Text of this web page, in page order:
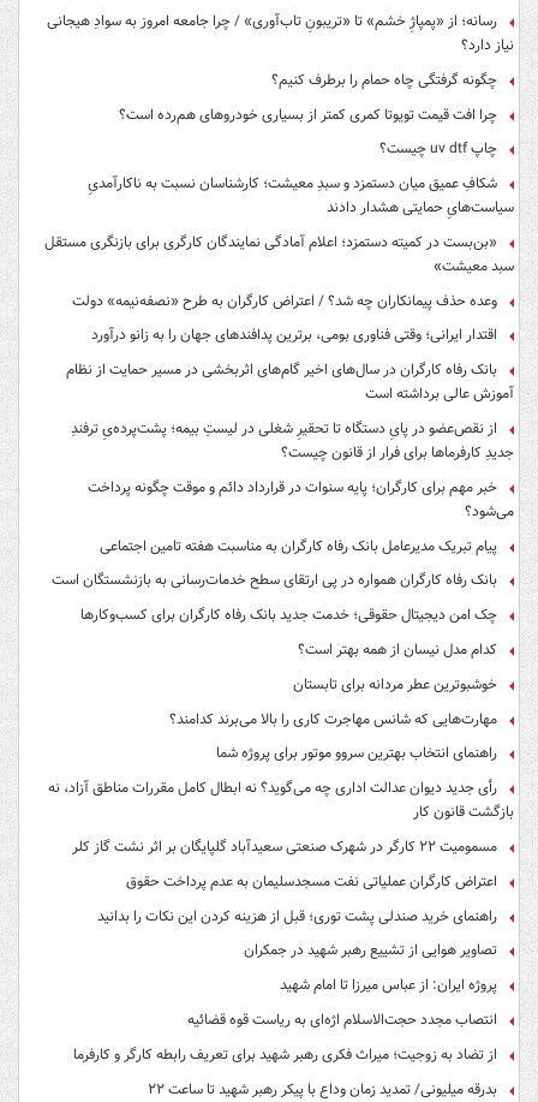
رسانه؛ از «پمپاژِ خشم» تا «تریبونِ تاب‌آوری» / چرا جامعه امروز به سوادِ هیجانی
نیاز دارد؟
چگونه گرفتگی چاه حمام را برطرف کنیم؟
چرا افت قیمت تویوتا کمری کمتر از بسیاری خودروهای هم‌رده است؟
چاپ uv dtf چیست؟
شکافِ عمیق میان دستمزد و سبدِ معیشت؛ کارشناسان نسبت به ناکارآمدیِ
سیاست‌هایِ حمایتی هشدار دادند
«بن‌بست در کمیته دستمزد؛ اعلام آمادگی نمایندگان کارگری برای بازنگری مستقل
سبد معیشت»
وعده حذف پیمانکاران چه شد؟ / اعتراض کارگران به طرح «نصفه‌نیمه» دولت
اقتدار ایرانی؛ وقتی فناوری بومی، برترین پدافندهای جهان را به زانو درآورد
بانک رفاه کارگران در سال‌های اخیر گام‌های اثربخشی در مسیر حمایت از نظام
آموزش عالی برداشته است
از نقص‌عضو در پایِ دستگاه تا تحقیرِ شغلی در لیستِ بیمه؛ پشت‌پرده‌یِ ترفندِ
جدیدِ کارفرماها برای فرار از قانون چیست؟
خبر مهم برای کارگران؛ پایه سنوات در قرارداد دائم و موقت چگونه پرداخت
می‌شود؟
پیام تبریک مدیرعامل بانک رفاه کارگران به مناسبت هفته تامین اجتماعی
بانک رفاه کارگران همواره در پی ارتقای سطح خدمات‌رسانی به بازنشستگان است
چک امن دیجیتال حقوقی؛ خدمت جدید بانک رفاه کارگران برای کسب‌وکارها
کدام مدل نیسان از همه بهتر است؟
خوشبوترین عطر مردانه برای تابستان
مهارت‌هایی که شانس مهاجرت کاری را بالا می‌برند کدامند؟
راهنمای انتخاب بهترین سروو موتور برای پروژه شما
رأی جدید دیوان عدالت اداری چه می‌گوید؟ نه ابطال کامل مقررات مناطق آزاد، نه
بازگشت قانون کار
مسمومیت ۲۲ کارگر در شهرک صنعتی سعیدآباد گلپایگان بر اثر نشت گاز کلر
اعتراض کارگران عملیاتی نفت مسجدسلیمان به عدم پرداخت حقوق
راهنمای خرید صندلی پشت توری؛ قبل از هزینه کردن این نکات را بدانید
تصاویر هوایی از تشییع رهبر شهید در جمکران
پروژه ایران: از عباس میرزا تا امام شهید
انتصاب مجدد حجت‌الاسلام اژه‌ای به ریاست قوه‌ قضائیه
از تضاد به زوجیت؛ میراث فکری رهبر شهید برای تعریف رابطه کارگر و کارفرما
بدرقه میلیونی/ تمدید زمان وداع با پیکر رهبر شهید تا ساعت ۲۲